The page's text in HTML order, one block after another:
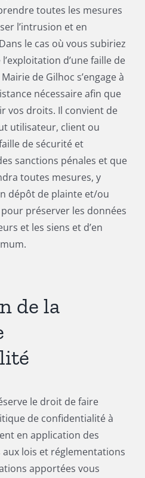
toutes les mesures
l’intrusion et en
le cas où vous subiriez
d’une faille de
de Gilhoc s’engage à
nécessaire afin que
vos droits. Il convient de
utilisateur, client ou
de sécurité et
sanctions pénales et que
toutes mesures, y
dépôt de plainte et/ou
préserver les données
et les siens et d’en
de la
le droit de faire
de confidentialité à
en application des
lois et réglementations
apportées vous